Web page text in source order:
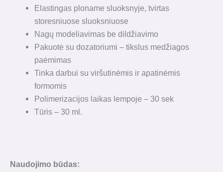
Elastingas ploname sluoksnyje, tvirtas
storesniuose sluoksniuose
Nagų modeliavimas be dildžiavimo
Pakuotė su dozatoriumi – tikslus medžiagos
paėmimas
Tinka darbui su viršutinėmis ir apatinėmis
formomis
Polimerizacijos laikas lempoje – 30 sek
Tūris – 30 ml.
Naudojimo būdas: